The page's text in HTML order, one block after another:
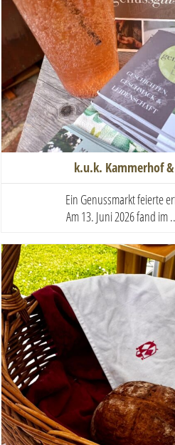
k.u.k. Kammerhof
Ein Genussmarkt feierte
Am 13. Juni 2026 fand im